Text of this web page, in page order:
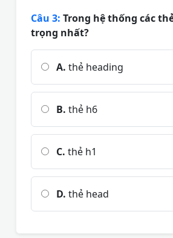
Câu 3: Trong hệ thống các
trọng nhất?
A. thẻ heading
B. thẻ h6
C. thẻ h1
D. thẻ head